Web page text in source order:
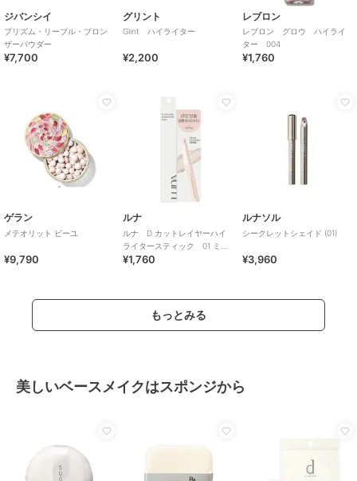
ジバンシイ
プリズム・リーブル・ブロン
ザーパウダー
¥7,700
グリント
Glint ハイライター
¥2,200
レブロン
レブロン グロウ ハイライ
ター 004
¥1,760
ゲラン
メテオリット ビーユ
¥9,790
ルナ
ルナ D カットレイヤーハイ
ライタースティック 01 ミル
キービーム
¥1,760
ルナソル
シークレットシェイド (01)
¥3,960
もっとみる
美しいベースメイクはスポンジから